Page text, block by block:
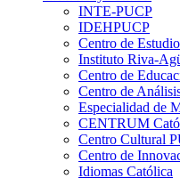
INTE-PUCP
IDEHPUCP
Centro de
Instituto Riva-
Centro de
Centro de
Especialidad de
CENTRUM
Centro Cultural
Centro de
Idiomas Católica